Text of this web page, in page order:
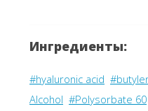
Ингредиенты:
#hyaluronic acid
Alcohol #Polysorbate 60